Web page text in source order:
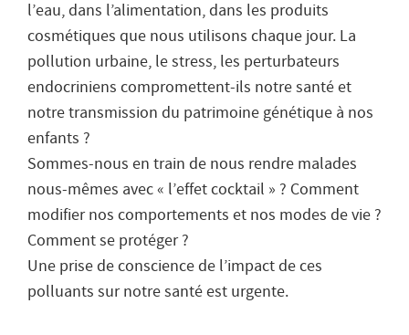
l’eau, dans l’alimentation, dans les produits
cosmétiques que nous utilisons chaque jour. La
pollution urbaine, le stress, les perturbateurs
endocriniens compromettent-ils notre santé et
notre transmission du patrimoine génétique à nos
enfants ?
Sommes-nous en train de nous rendre malades
nous-mêmes avec « l’effet cocktail » ? Comment
modifier nos comportements et nos modes de vie ?
Comment se protéger ?
Une prise de conscience de l’impact de ces
polluants sur notre santé est urgente.